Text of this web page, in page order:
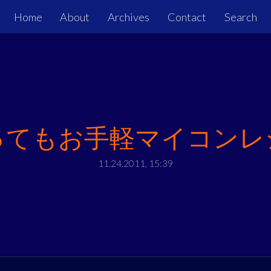
Home About Archives Contact Search
もお手軽マイコン
11.24.2011, 15:39